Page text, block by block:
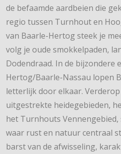
de befaamde aardbeien die
regio tussen Turnhout en
van Baarle-Hertog steek je
volg je oude smokkelpaden,
Dodendraad. In de bijzondere
Hertog/Baarle-Nassau lopen
letterlijk door elkaar.
uitgestrekte heidegebieden,
het Turnhouts
waar rust en natuur centraal
barst van de afwisseling,